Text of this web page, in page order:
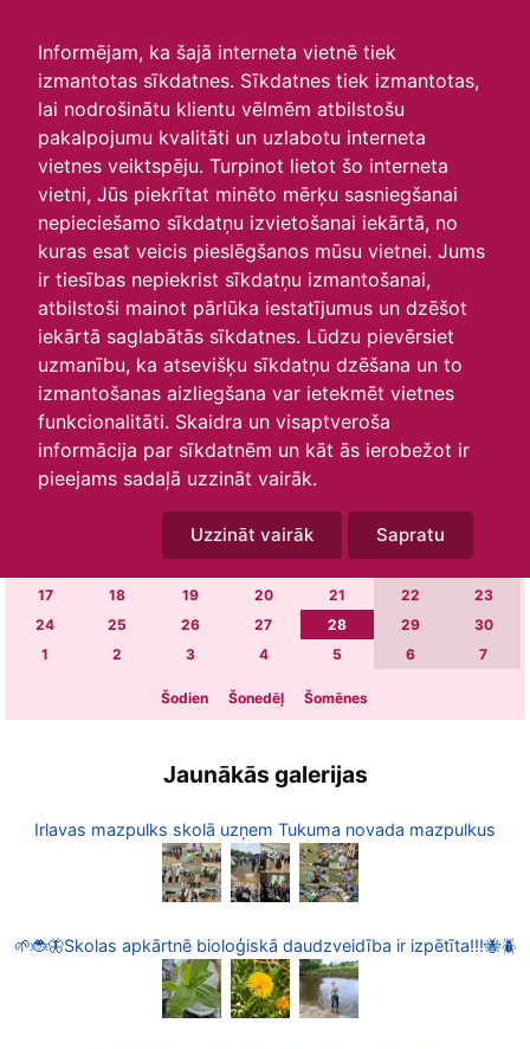
Informējam, ka šajā interneta vietnē tiek
izmantotas sīkdatnes. Sīkdatnes tiek izmantotas,
lai nodrošinātu klientu vēlmēm atbilstošu
pakalpojumu kvalitāti un uzlabotu interneta
vietnes veiktspēju. Turpinot lietot šo interneta
vietni, Jūs piekrītat minēto mērķu sasniegšanai
nepieciešamo sīkdatņu izvietošanai iekārtā, no
kuras esat veicis pieslēgšanos mūsu vietnei. Jums
ir tiesības nepiekrist sīkdatņu izmantošanai,
atbilstoši mainot pārlūka iestatījumus un dzēšot
iekārtā saglabātās sīkdatnes. Lūdzu pievērsiet
uzmanību, ka atsevišķu sīkdatņu dzēšana un to
izmantošanas aizliegšana var ietekmēt vietnes
funkcionalitāti. Skaidra un visaptveroša
informācija par sīkdatnēm un kāt ās ierobežot ir
pieejams sadaļā uzzināt vairāk.
Uzzināt vairāk Sapratu
Skats :
Aktuālie
Šodien Šonedēļ
Šomēnes
Arhīvs
O T S
5 6 8
12 13 14 15
17
18 19 20 21 22
23
24
25 26 27 28 29
30
1
2 3 4 5 6 7
Šodien Šonedēļ Šomēnes
Jaunākās galerijas
Irlavas mazpulks skolā uzņem Tukuma novada mazpulkus
🌱🐞🦋Skolas apkārtnē bioloģiskā daudzveidība ir izpētīta!!!🐝🪲